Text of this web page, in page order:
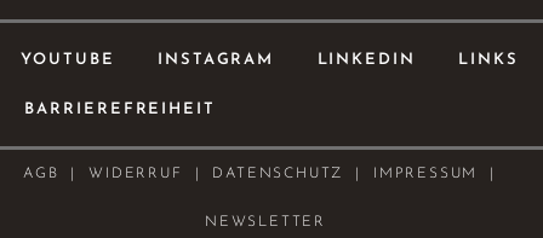
AGB WIDERRUF DATENSCHUTZ IMPRESSUM
NEWSLETTER
YOUTUBE INSTAGRAM LINKEDIN LINKS
BARRIEREFREIHEIT